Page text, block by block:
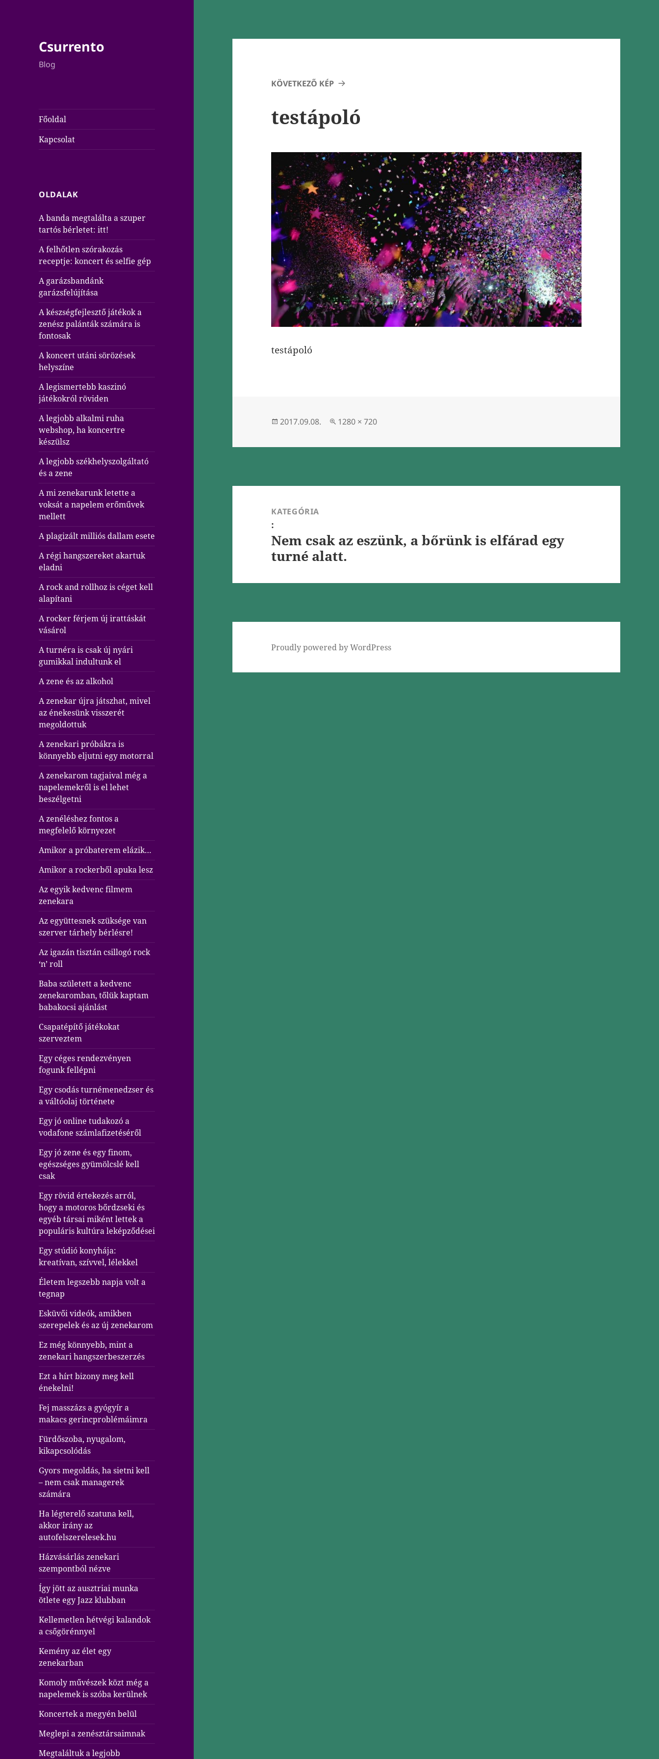
Csurrento
Blog
Főoldal
Kapcsolat
OLDALAK
A banda megtalálta a szuper
tartós bérletet: itt!
A felhőtlen szórakozás
receptje: koncert és selfie gép
A garázsbandánk
garázsfelújítása
A készségfejlesztő játékok a
zenész palánták számára is
fontosak
A koncert utáni sörözések
helyszíne
A legismertebb kaszinó
játékokról röviden
A legjobb alkalmi ruha
webshop, ha koncertre
készülsz
A legjobb székhelyszolgáltató
és a zene
A mi zenekarunk letette a
voksát a napelem erőművek
mellett
A plagizált milliós dallam esete
A régi hangszereket akartuk
eladni
A rock and rollhoz is céget kell
alapítani
A rocker férjem új irattáskát
vásárol
A turnéra is csak új nyári
gumikkal indultunk el
A zene és az alkohol
A zenekar újra játszhat, mivel
az énekesünk visszerét
megoldottuk
A zenekari próbákra is
könnyebb eljutni egy motorral
A zenekarom tagjaival még a
napelemekről is el lehet
beszélgetni
A zenéléshez fontos a
megfelelő környezet
Amikor a próbaterem elázik…
Amikor a rockerből apuka lesz
Az egyik kedvenc filmem
zenekara
Az együttesnek szüksége van
szerver tárhely bérlésre!
Az igazán tisztán csillogó rock
‘n’ roll
Baba született a kedvenc
zenekaromban, tőlük kaptam
babakocsi ajánlást
Csapatépítő játékokat
szerveztem
Egy céges rendezvényen
fogunk fellépni
Egy csodás turnémenedzser és
a váltóolaj története
Egy jó online tudakozó a
vodafone számlafizetéséről
Egy jó zene és egy finom,
egészséges gyümölcslé kell
csak
Egy rövid értekezés arról,
hogy a motoros bőrdzseki és
egyéb társai miként lettek a
populáris kultúra leképződései
Egy stúdió konyhája:
kreatívan, szívvel, lélekkel
Életem legszebb napja volt a
tegnap
Esküvői videók, amikben
szerepelek és az új zenekarom
Ez még könnyebb, mint a
zenekari hangszerbeszerzés
Ezt a hírt bizony meg kell
énekelni!
Fej masszázs a gyógyír a
makacs gerincproblémáimra
Fürdőszoba, nyugalom,
kikapcsolódás
Gyors megoldás, ha sietni kell
– nem csak managerek
számára
Ha légterelő szatuna kell,
akkor irány az
autofelszerelesek.hu
Házvásárlás zenekari
szempontból nézve
Így jött az ausztriai munka
ötlete egy Jazz klubban
Kellemetlen hétvégi kalandok
a csőgörénnyel
Kemény az élet egy
zenekarban
Komoly művészek közt még a
napelemek is szóba kerülnek
Koncertek a megyén belül
Meglepi a zenésztársaimnak
Megtaláltuk a legjobb
KÖVETKEZŐ KÉP
testápoló
testápoló
Közzétéve
2017.09.08.
Teljes
1280 × 720
navigációKATEGÓRIA
:
Nem csak az eszünk, a bőrünk is elfárad egy
turné alatt.
Proudly powered by WordPress